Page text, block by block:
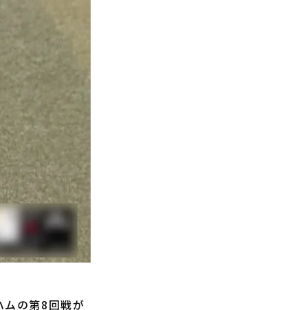
の第8回戦が